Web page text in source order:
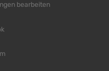
bearbeiten